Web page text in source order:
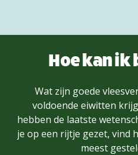
Hoe kan ik
Wat zijn goede
voldoende eiwitten
hebben de laatste
je op een rijtje gezet, vind
meest